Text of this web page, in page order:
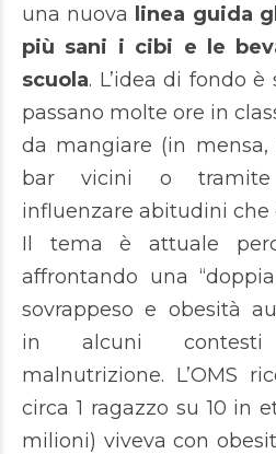
una nuova linea guida
più sani i cibi e le
scuola. L’idea di fondo
passano molte ore in
da mangiare (in
bar vicini o tramite
influenzare abitudini che
Il tema è attuale
affrontando una
sovrappeso e obesità
in alcuni contesti
malnutrizione. L’OMS
circa 1 ragazzo su 10 in
milioni) viveva con